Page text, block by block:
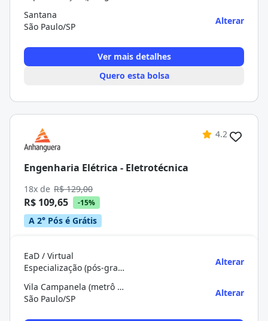
Santana
São Paulo/SP
Alterar
Ver mais detalhes
Quero esta bolsa
4.2
Engenharia Elétrica - Eletrotécnica
18x de R$ 129,00
R$ 109,65 -15%
A 2° Pós é Grátis
EaD / Virtual
Especialização (pós-graduação)
Alterar
Vila Campanela (metrô Itaquera)
São Paulo/SP
Alterar